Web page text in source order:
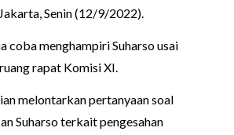
Senin (12/9/2022).
coba menghampiri Suharso usai
rapat Komisi XI.
melontarkan pertanyaan soal
Suharso terkait pengesahan